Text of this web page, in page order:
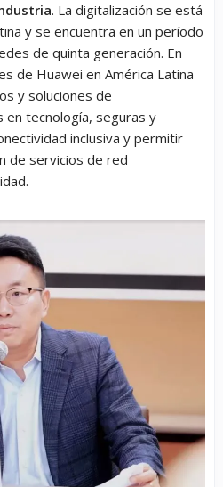
. La digitalización se está
y se encuentra en un período
de quinta generación. En
de Huawei en América Latina
y soluciones de
tecnología, seguras y
inclusiva y permitir
de servicios de red